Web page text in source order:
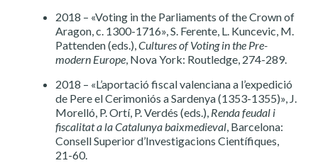
2018 – «Voting in the Parliaments of the Crown of
Aragon, c. 1300-1716», S. Ferente, L. Kuncevic, M.
Pattenden (eds.),Cultures of Voting in the Pre-
modern Europe, Nova York: Routledge, 274-289.
2018 – «L’aportació fiscal valenciana a l’expedició
de Pere el Cerimoniós a Sardenya (1353-1355)», J.
Morelló, P. Ortí, P. Verdés (eds.), Renda feudal i
fiscalitat a la Catalunya baixmedieval, Barcelona:
Consell Superior d’Investigacions Científiques,
21-60.